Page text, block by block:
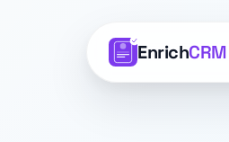
EnrichCRM